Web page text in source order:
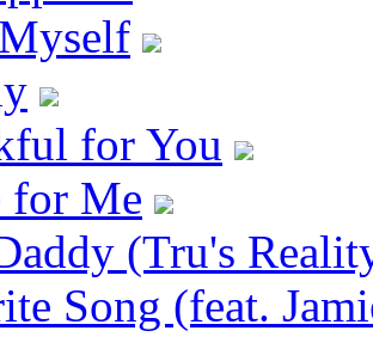
for You
for Me
(Tru's
Song (feat.